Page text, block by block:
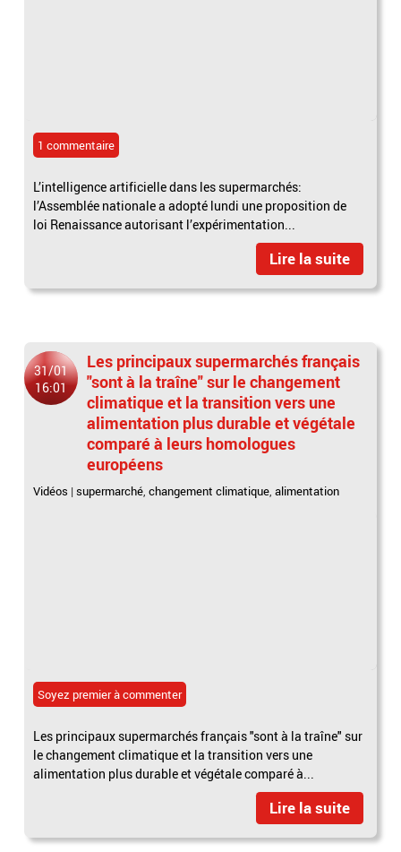
1 commentaire
L’intelligence artificielle dans les supermarchés:
l’Assemblée nationale a adopté lundi une proposition de
loi Renaissance autorisant l’expérimentation...
Lire la suite
31/01
16:01
Les principaux supermarchés français
"sont à la traîne" sur le changement
climatique et la transition vers une
alimentation plus durable et végétale
comparé à leurs homologues
européens
Vidéos |supermarché,changement climatique,alimentation
Soyez premier à commenter
Les principaux supermarchés français "sont à la traîne" sur
le changement climatique et la transition vers une
alimentation plus durable et végétale comparé à...
Lire la suite